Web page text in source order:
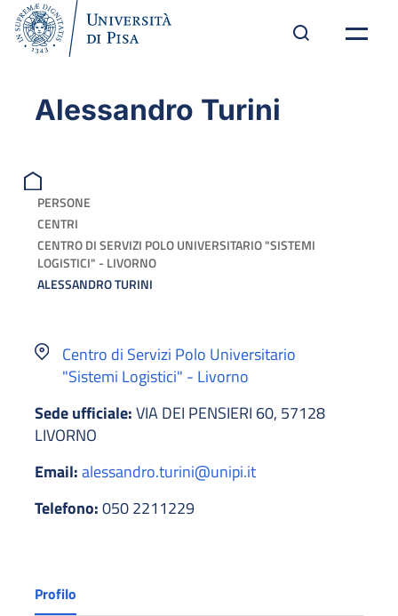
Alessandro Turini
PERSONE
CENTRI
CENTRO DI SERVIZI POLO UNIVERSITARIO "SISTEMI
LOGISTICI" - LIVORNO
ALESSANDRO TURINI
Centro di Servizi Polo Universitario
"Sistemi Logistici" - Livorno
Sede ufficiale:VIA DEI PENSIERI 60, 57128
LIVORNO
Email:alessandro.turini@unipi.it
Telefono:050 2211229
Profilo